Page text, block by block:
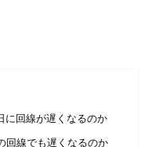
に回線が遅くなるのか
回線でも遅くなるのか